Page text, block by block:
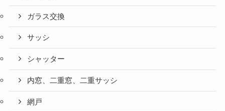
ガラス交換
サッシ
シャッター
内窓、二重窓、二重サッシ
網戸